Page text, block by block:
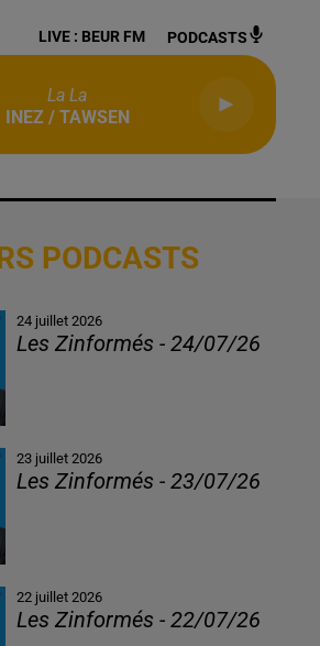
LIVE : BEUR FM PODCASTS
La La
INEZ / TAWSEN
PODCASTS
24 juillet 2026
Les Zinformés - 24/07/26
23 juillet 2026
Les Zinformés - 23/07/26
22 juillet 2026
Les Zinformés - 22/07/26